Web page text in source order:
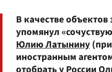
В качестве
упомянул
Юлию Латынину
иностранным